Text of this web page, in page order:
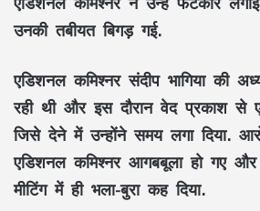
उनकी तबीयत बिगड़ गई.
एडिशनल कमिश्नर संदीप भागिया की
रही थी और इस दौरान वेद प्रकाश से
जिसे देने में उन्होंने समय लगा दिया.
एडिशनल कमिश्नर आगबबूला हो गए
मीटिंग में ही भला-बुरा कह दिया.